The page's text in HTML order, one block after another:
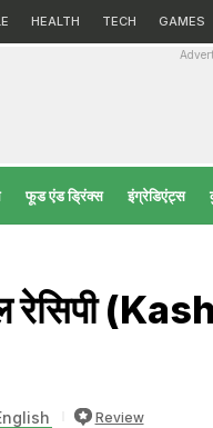
HEALTH TECH GAMES
फूड एंड ड्रिंक्स इंग्रेडिएंट्स
रेसिपी
Review